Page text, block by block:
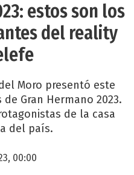
estos son los
del reality
Moro presentó este
Gran Hermano 2023.
de la casa
del país.
00:00